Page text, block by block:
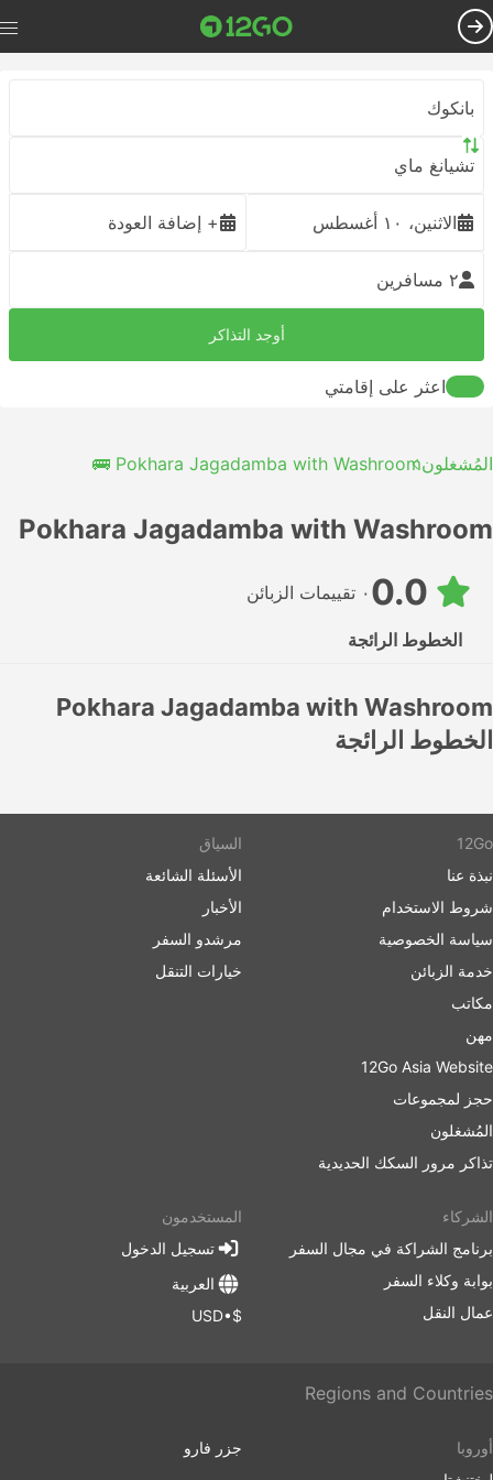
بانكوك
تشيانغ ماي
الاثنين، ١٠ أغسطس + إضافة العودة
٢ مسافرين
أوجد التذاكر
اعثر على إقامتي
المُشغلونPokhara Jagadamba with Washroom 🚌
Pokhara Jagadamba with Washroom
٠ تقييمات الزبائن
الخطوط الرائجة
Pokhara Jagadamba with Washroom
الخطوط الرائجة
12Go
نبذة عنا
شروط الاستخدام
سياسة الخصوصية
خدمة الزبائن
مكاتب
مهن
12Go Asia Website
حجز لمجموعات
المُشغلون
تذاكر مرور السكك الحديدية
السياق
الأسئلة الشائعة
الأخبار
مرشدو السفر
خيارات التنقل
الشركاء
برنامج الشراكة في مجال السفر
بوابة وكلاء السفر
عمال النقل
المستخدمون
تسجيل الدخول
العربية
$•USD
Regions and Countries
أوروبا
جزر فارو